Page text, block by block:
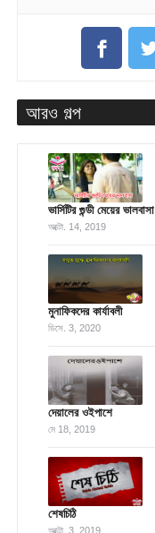
আরও গল্প
ভার্সিটির গুন্ডী মেয়ের ভালবাসা
অক্টো. 14, 2019
মুনাফিকদের কার্যাবলী
ডিসে. 3, 2020
দেয়ালের ওইপাশে
মে 18, 2019
শেষচিঠি
অক্টো. 3, 2019